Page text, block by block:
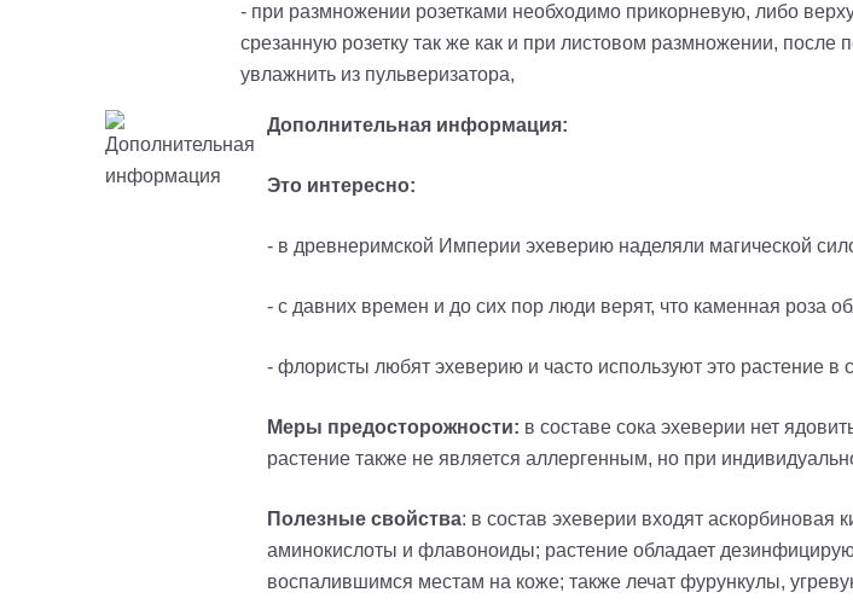
- при размножении розетками необходимо прикорневую, либо
срезанную розетку так же как и при листовом размножении,
увлажнить из пульверизатора,
Дополнительная информация:
Это интересно:
- в древнеримской Империи эхеверию наделяли магической
- с давних времен и до сих пор люди верят, что каменная роза
- флористы любят эхеверию и часто используют это растение
Меры предосторожности: в составе сока эхеверии нет
растение также не является аллергенным, но при
Полезные свойства: в состав эхеверии входят
аминокислоты и флавоноиды; растение обладает
воспалившимся местам на коже; также лечат фурункулы,